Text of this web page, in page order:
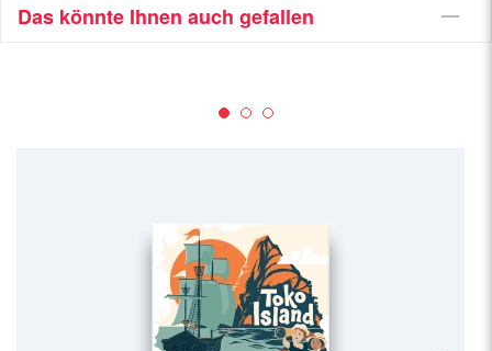
Das könnte Ihnen auch gefallen